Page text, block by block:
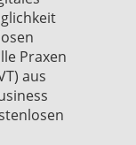
Praxen
aus